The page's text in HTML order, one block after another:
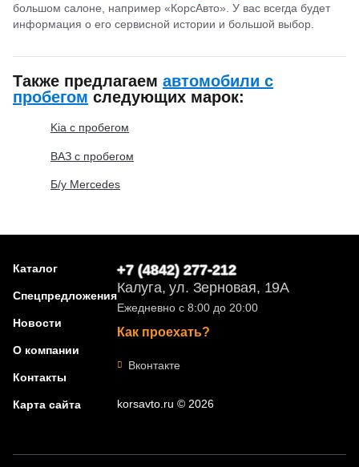
большом салоне, например «КорсАвто». У вас всегда будет
информация о его сервисной истории и большой выбор.
Также предлагаем автомобили с
пробегом следующих марок:
Kia с пробегом
ВАЗ с пробегом
Б/у Mercedes
Каталог
Спецпредложения
Новости
О компании
Контакты
Карта сайта
+7 (4842) 277-212
Калуга, ул. Зерновая, 19А
Ежедневно с 8:00 до 20:00
Как проехать?
Вконтакте
korsavto.ru © 2026